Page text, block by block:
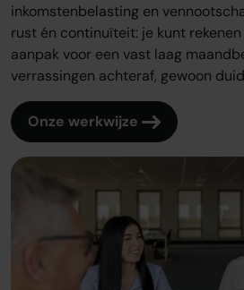
inkomstenbelasting en
rust én continuïteit: je kunt
aanpak voor een vast laag
verrassingen achteraf, gewoon
Onze werkwijze